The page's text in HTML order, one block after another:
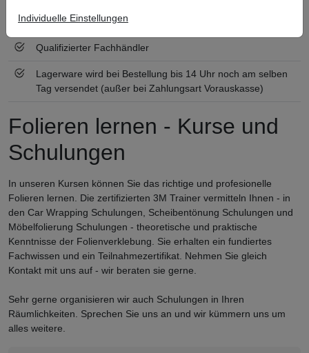
Zertifiziert nach ISO 9001
Qualifizierter Fachhändler
Lagerware wird bei Bestellung bis 14 Uhr noch am selben
Tag versendet (außer bei Zahlungsart Vorauskasse)
Folieren lernen - Kurse und
Schulungen
In unseren Kursen können Sie das richtige und profesionelle
Folieren lernen. Die zertifizierten 3M Trainer vermitteln Ihnen - in
den Car Wrapping Schulungen, Scheibentönung Schulungen und
Möbelfolierung Schulungen - theoretische und praktische
Kenntnisse der Folienverklebung. Sie erhalten ein fundiertes
Fachwissen und ein Teilnahmezertifikat. Nehmen Sie gleich
Kontakt mit uns auf - wir beraten sie gerne.
Sehr gerne organisieren wir auch Schulungen in Ihren
Räumlichkeiten. Sprechen Sie uns an und wir kümmern uns um
alles weitere.
Individuelle Einstellungen